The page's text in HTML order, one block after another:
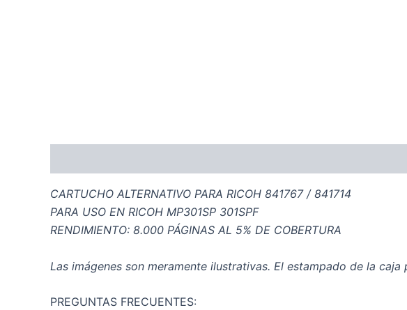
CARTUCHO ALTERNATIVO PARA RICOH 841767 / 841714
PARA USO EN RICOH MP301SP 301SPF
RENDIMIENTO: 8.000 PÁGINAS AL 5% DE COBERTURA
Las imágenes son meramente ilustrativas. El estampado de la
PREGUNTAS FRECUENTES: